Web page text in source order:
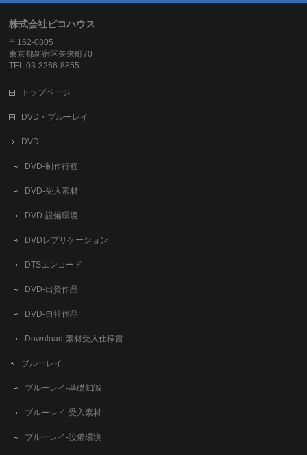
株式会社ピコハウス
〒162-0805
東京都新宿区矢来町70
TEL:03-3266-8855
トップページ
DVD・ブルーレイ
DVD
DVD-制作行程
DVD-受入素材
DVD-設備環境
DVDレプリケーション
DTSエンコード
DVD-出資作品
DVD-自社作品
​Download-素材受入仕様書
ブルーレイ
ブルーレイ-基礎知識
ブルーレイ-受入素材
ブルーレイ-設備環境